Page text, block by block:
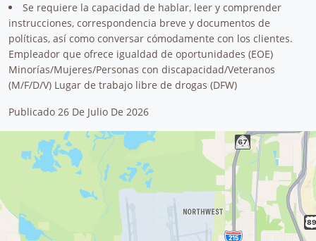
Se requiere la capacidad de hablar, leer y comprender
instrucciones, correspondencia breve y documentos de
políticas, así como conversar cómodamente con los clientes.
Empleador que ofrece igualdad de oportunidades (EOE)
Minorías/Mujeres/Personas con discapacidad/Veteranos
(M/F/D/V) Lugar de trabajo libre de drogas (DFW)
Publicado 26 De Julio De 2026